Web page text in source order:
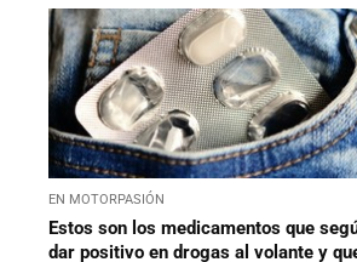
EN MOTORPASIÓN
Estos son los medicamentos que
dar positivo en drogas al volante y